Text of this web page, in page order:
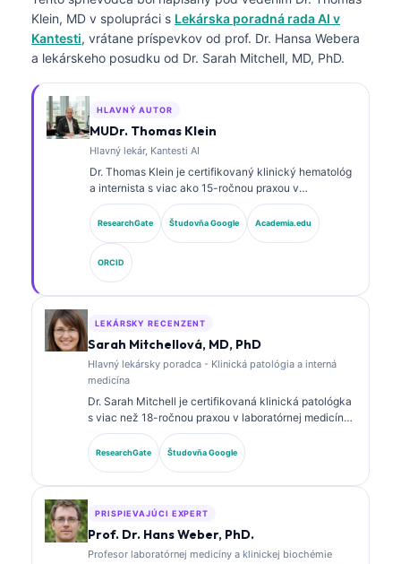
Klein, MD v spolupráci s Lekárska poradná rada AI v
Kantesti, vrátane príspevkov od prof. Dr. Hansa Webera
a lekárskeho posudku od Dr. Sarah Mitchell, MD, PhD.
HLAVNÝ AUTOR
MUDr. Thomas Klein
Hlavný lekár, Kantesti AI
Dr. Thomas Klein je certifikovaný klinický hematológ
a internista s viac ako 15-ročnou praxou v
laboratórnej medicíne a analýze klinických údajov s
podporou AI. Ako hlavný lekársky riaditeľ v
spoločnosti Kantesti AI poskytuje klinický dohľad nad
medicínskou presnosťou proprietárnej neurónovej
siete. Dr. Klein publikoval rozsiahle práce o
interpretácii biomarkerov a laboratórnej diagnostike v
oblasti laboratórnej medicíny.
ResearchGate Študovňa Google Academia.edu
ORCID
LEKÁRSKY RECENZENT
Sarah Mitchellová, MD, PhD
Hlavný lekársky poradca - Klinická patológia a interná
medicína
Dr. Sarah Mitchell je certifikovaná klinická patológka
s viac než 18-ročnou praxou v laboratórnej medicíne
a diagnostickej analýze. Má špecializované
certifikácie v klinickej biochémii a rozsiahle
publikovala o paneloch biomarkerov a laboratórnej
ResearchGate Študovňa Google
PRISPIEVAJÚCI EXPERT
Prof. Dr. Hans Weber, PhD.
Profesor laboratórnej medicíny a klinickej biochémie